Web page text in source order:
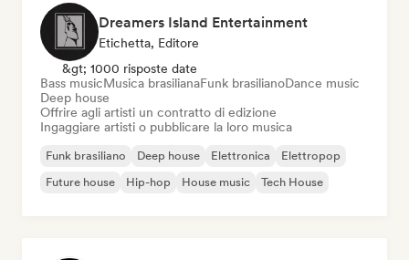
Dreamers Island Entertainment
Etichetta, Editore
&gt; 1000 risposte date
Bass musicMusica brasilianaFunk brasilianoDance music
Deep house
Offrire agli artisti un contratto di edizione
Ingaggiare artisti o pubblicare la loro musica
Funk brasiliano Deep house Elettronica
Elettropop
Future house
Hip-hop House music Tech House